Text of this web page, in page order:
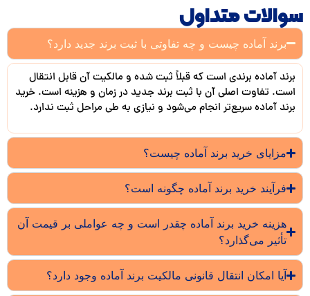
متداول
برند آماده چیست و چه تفاوتی با ثبت برند جدید دارد؟
آماده برندی است که قبلاً ثبت شده و مالکیت آن قابل انتقال
تفاوت اصلی آن با ثبت برند جدید در زمان و هزینه است. خرید
آماده سریع‌تر انجام می‌شود و نیازی به طی مراحل ثبت ندارد.
مزایای خرید برند آماده چیست؟
فرآیند خرید برند آماده چگونه است؟
هزینه خرید برند آماده چقدر است و چه عواملی بر قیمت آن
تأثیر می‌گذارد؟
آیا امکان انتقال قانونی مالکیت برند آماده وجود دارد؟